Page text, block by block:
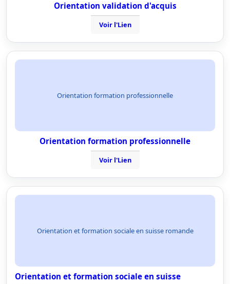
Orientation validation d'acquis
Voir l'Lien
Orientation formation professionnelle
Orientation formation professionnelle
Voir l'Lien
Orientation et formation sociale en suisse romande
Orientation et formation sociale en suisse